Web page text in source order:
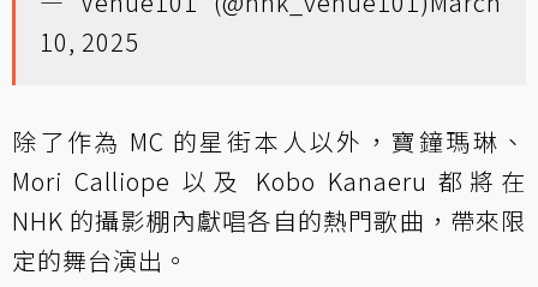
10, 2025
除了作為 MC 的星街本人以外，寶鐘瑪琳、
Mori Calliope 以及 Kobo Kanaeru 都將在
NHK 的攝影棚內獻唱各自的熱門歌曲，帶來限
定的舞台演出。